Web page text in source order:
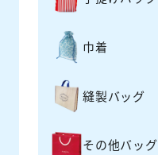
巾着
縫製バッグ
その他バッグ